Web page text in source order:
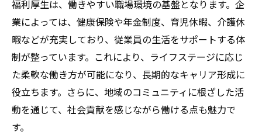
福利厚生は、働きやすい職場環境の基盤となります。企
業によっては、健康保険や年金制度、育児休暇、介護休
暇などが充実しており、従業員の生活をサポートする体
制が整っています。これにより、ライフステージに応じ
た柔軟な働き方が可能になり、長期的なキャリア形成に
役立ちます。さらに、地域のコミュニティに根ざした活
動を通じて、社会貢献を感じながら働ける点も魅力で
す。